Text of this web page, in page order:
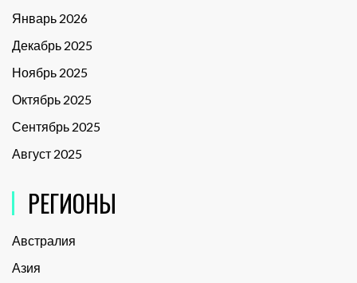
Январь 2026
Декабрь 2025
Ноябрь 2025
Октябрь 2025
Сентябрь 2025
Август 2025
РЕГИОНЫ
Австралия
Азия